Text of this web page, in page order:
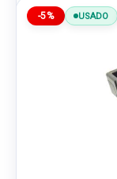
-5% USADO